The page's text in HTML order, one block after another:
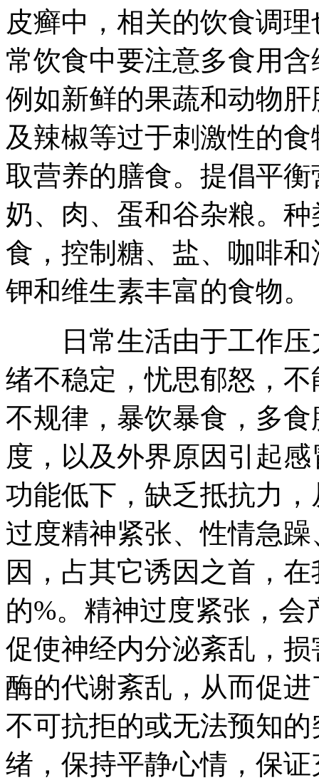
皮癣中，相关的饮食调
常饮食中要注意多食用
例如新鲜的果蔬和动物
及辣椒等过于刺激性的
取营养的膳食。提倡平
奶、肉、蛋和谷杂粮。
食，控制糖、盐、咖啡
钾和维生素丰富的食物。
日常生活由于工作压
绪不稳定，忧思郁怒，
不规律，暴饮暴食，多
度，以及外界原因引起
功能低下，缺乏抵抗力
过度精神紧张、性情急
因，占其它诱因之首，
的%。精神过度紧张，
促使神经内分泌紊乱，
酶的代谢紊乱，从而促
不可抗拒的或无法预知
绪，保持平静心情，保